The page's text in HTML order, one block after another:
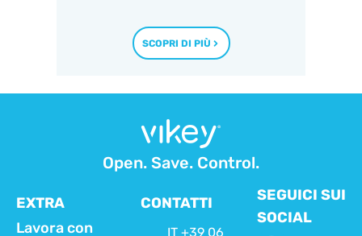
SCOPRI DI PIÙ
Open. Save. Control.
EXTRA
Lavora con
CONTATTI
IT +39 06
SEGUICI SUI
SOCIAL